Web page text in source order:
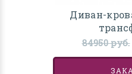
Диван-
84950 руб.